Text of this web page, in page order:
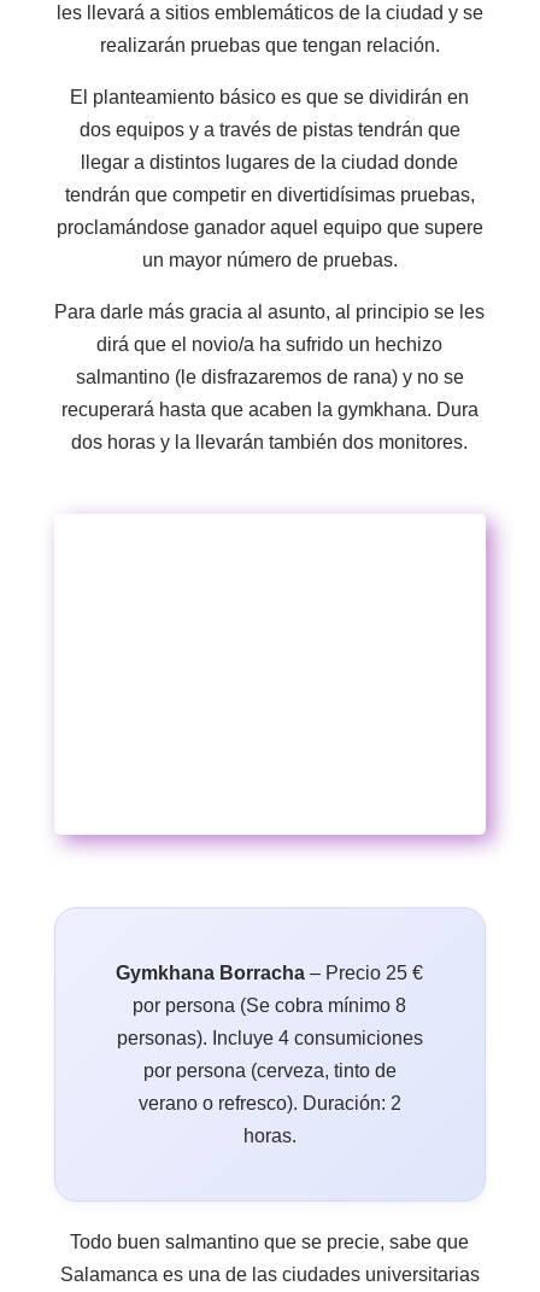
les llevará a sitios emblemáticos de la ciudad y se
realizarán pruebas que tengan relación.
El planteamiento básico es que se dividirán en
dos equipos y a través de pistas tendrán que
llegar a distintos lugares de la ciudad donde
tendrán que competir en divertidísimas pruebas,
proclamándose ganador aquel equipo que supere
un mayor número de pruebas.
Para darle más gracia al asunto, al principio se les
dirá que el novio/a ha sufrido un hechizo
salmantino (le disfrazaremos de rana) y no se
recuperará hasta que acaben la gymkhana. Dura
dos horas y la llevarán también dos monitores.
Gymkhana Borracha – Precio 25 €
por persona (Se cobra mínimo 8
personas). Incluye 4 consumiciones
por persona (cerveza, tinto de
verano o refresco). Duración: 2
horas.
Todo buen salmantino que se precie, sabe que
Salamanca es una de las ciudades universitarias